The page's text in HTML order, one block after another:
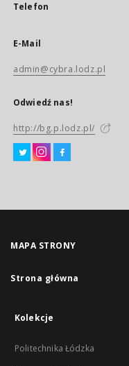
Telefon
E-Mail
admin@cybra.lodz.pl
Odwiedź nas!
http://bg.p.lodz.pl/
MAPA STRONY
Strona główna
Kolekcje
Politechnika Łódzka